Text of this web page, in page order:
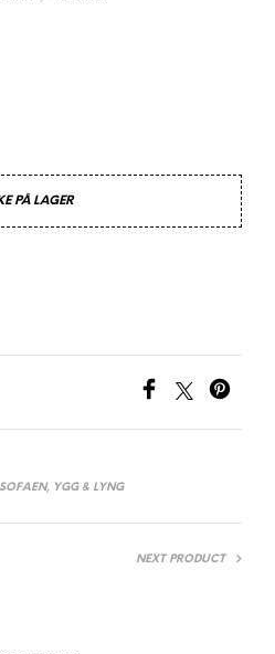
PÅ LAGER
, YGG & LYNG
NEXT PRODUCT